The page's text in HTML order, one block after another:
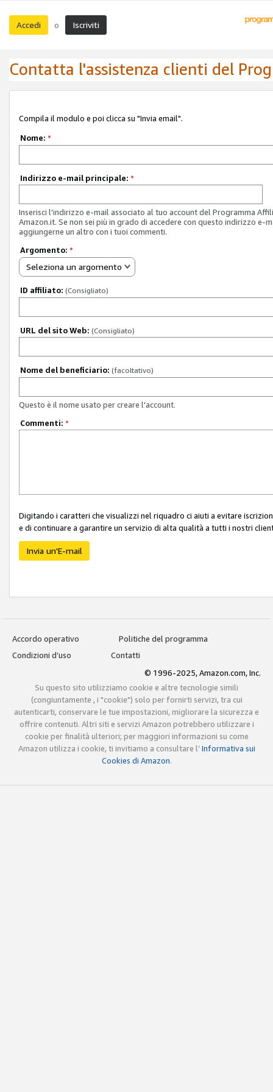
Accedi o Iscriviti
Contatta l'assistenza clienti del
Compila il modulo e poi clicca su "Invia email".
Nome: *
Indirizzo e-mail principale: *
Inserisci l'indirizzo e-mail associato al tuo account del Programma
Amazon.it. Se non sei più in grado di accedere con questo indirizzo e-
aggiungerne un altro con i tuoi commenti.
Argomento: *
Seleziona un argomento
ID affiliato: (Consigliato)
URL del sito Web: (Consigliato)
Nome del beneficiario: (facoltativo)
Questo è il nome usato per creare l'account.
Commenti: *
Digitando i caratteri che visualizzi nel riquadro ci aiuti a evitare
e di continuare a garantire un servizio di alta qualità a tutti i nostri
Invia un'E-mail
Accordo operativo
Politiche del programma
Condizioni d’uso
Contatti
© 1996-2025, Amazon.com, Inc.
Su questo sito utilizziamo cookie e altre tecnologie simili
(congiuntamente , i "cookie") solo per fornirti servizi, tra cui
autenticarti, conservare le tue impostazioni, migliorare la sicurezza e
offrire contenuti. Altri siti e servizi Amazon potrebbero utilizzare i
cookie per finalità ulteriori; per maggiori informazioni su come
Amazon utilizza i cookie, ti invitiamo a consultare l’Informativa sui
Cookies di Amazon.